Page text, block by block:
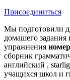
Присоединиться
Мы подготовили
домашего задания
упражнения
сборник
английский ,
учащихся школ и